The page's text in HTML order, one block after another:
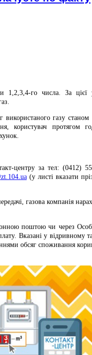
1,2,3,4-го числа. За цієї
газу
користувач протягом
центру за тел: (0412)
(у листі вказати
газова компанія
поштою чи через
Вказані у відривному
обсяг споживання